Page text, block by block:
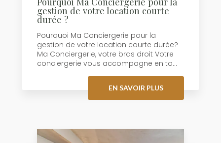
gestion de votre location courte
durée ?
Pourquoi Ma Conciergerie pour la
gestion de votre location courte durée?
Ma Conciergerie, votre bras droit Votre
conciergerie vous accompagne en to...
EN SAVOIR PLUS